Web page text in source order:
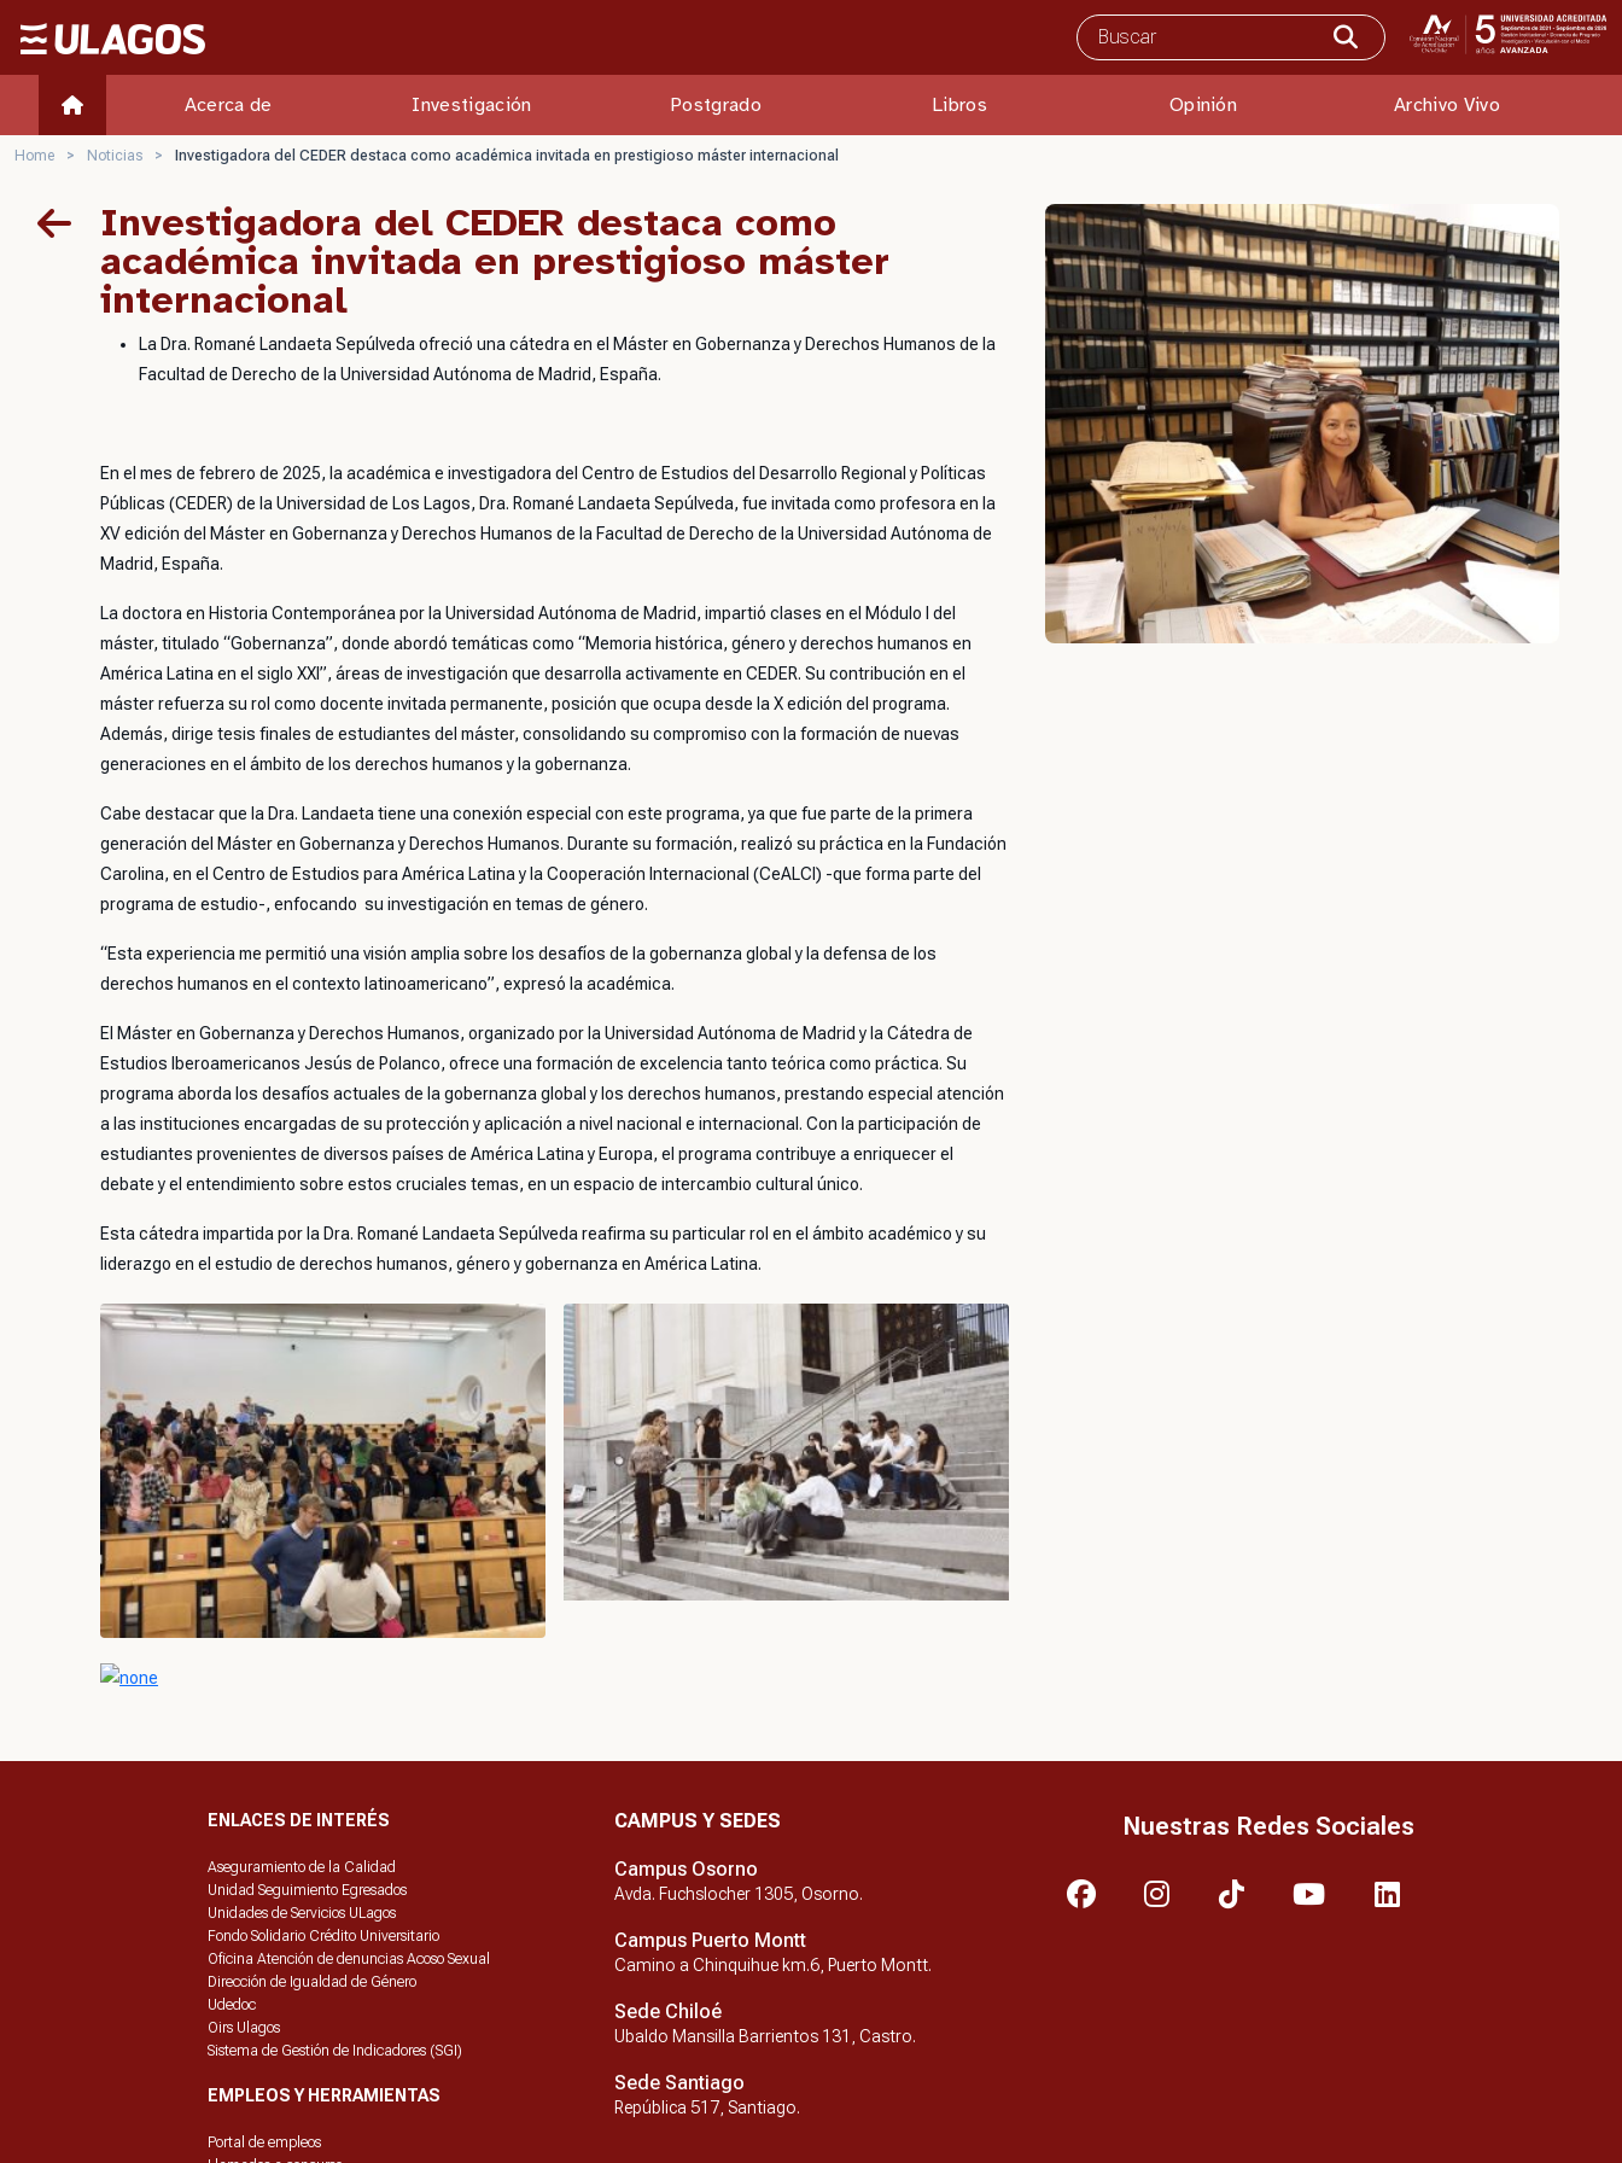
Ulagos Template
Acerca de Investigación Postgrado Libros Opinión Archivo Vivo
Home > Noticias > Investigadora del CEDER destaca como académica invitada en prestigioso máster internacional
Investigadora del CEDER destaca como
académica invitada en prestigioso máster
internacional
La Dra. Romané Landaeta Sepúlveda ofreció una cátedra en el Máster en Gobernanza y Derechos Humanos de la
Facultad de Derecho de la Universidad Autónoma de Madrid, España.
En el mes de febrero de 2025, la académica e investigadora del Centro de Estudios del Desarrollo Regional y Políticas
Públicas (CEDER) de la Universidad de Los Lagos, Dra. Romané Landaeta Sepúlveda, fue invitada como profesora en la
XV edición del Máster en Gobernanza y Derechos Humanos de la Facultad de Derecho de la Universidad Autónoma de
Madrid, España.
La doctora en Historia Contemporánea por la Universidad Autónoma de Madrid, impartió clases en el Módulo I del
máster, titulado “Gobernanza”, donde abordó temáticas como “Memoria histórica, género y derechos humanos en
América Latina en el siglo XXI”, áreas de investigación que desarrolla activamente en CEDER. Su contribución en el
máster refuerza su rol como docente invitada permanente, posición que ocupa desde la X edición del programa.
Además, dirige tesis finales de estudiantes del máster, consolidando su compromiso con la formación de nuevas
generaciones en el ámbito de los derechos humanos y la gobernanza.
Cabe destacar que la Dra. Landaeta tiene una conexión especial con este programa, ya que fue parte de la primera
generación del Máster en Gobernanza y Derechos Humanos. Durante su formación, realizó su práctica en la Fundación
Carolina, en el Centro de Estudios para América Latina y la Cooperación Internacional (CeALCI) -que forma parte del
programa de estudio-, enfocando su investigación en temas de género.
“Esta experiencia me permitió una visión amplia sobre los desafíos de la gobernanza global y la defensa de los
derechos humanos en el contexto latinoamericano”, expresó la académica.
El Máster en Gobernanza y Derechos Humanos, organizado por la Universidad Autónoma de Madrid y la Cátedra de
Estudios Iberoamericanos Jesús de Polanco, ofrece una formación de excelencia tanto teórica como práctica. Su
programa aborda los desafíos actuales de la gobernanza global y los derechos humanos, prestando especial atención
a las instituciones encargadas de su protección y aplicación a nivel nacional e internacional. Con la participación de
estudiantes provenientes de diversos países de América Latina y Europa, el programa contribuye a enriquecer el
debate y el entendimiento sobre estos cruciales temas, en un espacio de intercambio cultural único.
Esta cátedra impartida por la Dra. Romané Landaeta Sepúlveda reafirma su particular rol en el ámbito académico y su
liderazgo en el estudio de derechos humanos, género y gobernanza en América Latina.
ENLACES DE INTERÉS
Aseguramiento de la Calidad
Unidad Seguimiento Egresados
Unidades de Servicios ULagos
Fondo Solidario Crédito Universitario
Oficina Atención de denuncias Acoso Sexual
Dirección de Igualdad de Género
Udedoc
Oirs Ulagos
Sistema de Gestión de Indicadores (SGI)
EMPLEOS Y HERRAMIENTAS
Portal de empleos
CAMPUS Y SEDES
Campus Osorno
Avda. Fuchslocher 1305, Osorno.
Campus Puerto Montt
Camino a Chinquihue km.6, Puerto Montt.
Sede Chiloé
Ubaldo Mansilla Barrientos 131, Castro.
Sede Santiago
República 517, Santiago.
Nuestras Redes Sociales